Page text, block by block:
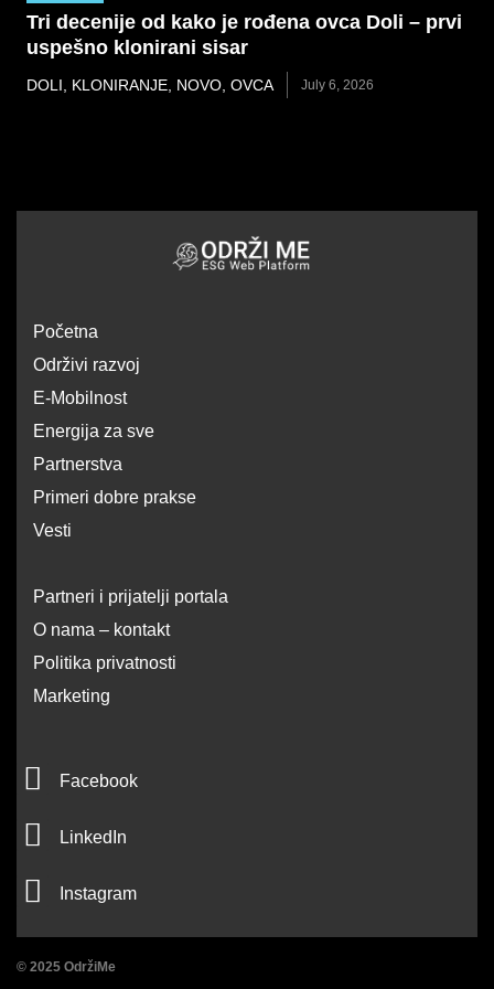
Tri decenije od kako je rođena ovca Doli – prvi
uspešno klonirani sisar
DOLI KLONIRANJE NOVO OVCA July 6, 2026
Početna
Održivi razvoj
E-Mobilnost
Energija za sve
Partnerstva
Primeri dobre prakse
Vesti
Partneri i prijatelji portala
O nama – kontakt
Politika privatnosti
Marketing
F
c
e
b
o
o
Facebook
L
n
k
e
LinkedIn
I
s
Instagram
© 2025 OdržiMe